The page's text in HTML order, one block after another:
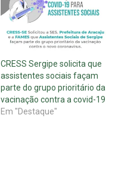
CRESS Sergipe solicita que
assistentes sociais façam
parte do grupo prioritário da
vacinação contra a covid-19
Em "Destaque"